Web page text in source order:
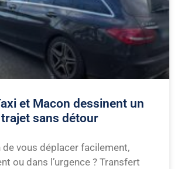
et Macon dessinent un
trajet sans détour
de vous déplacer facilement,
ou dans l’urgence ? Transfert